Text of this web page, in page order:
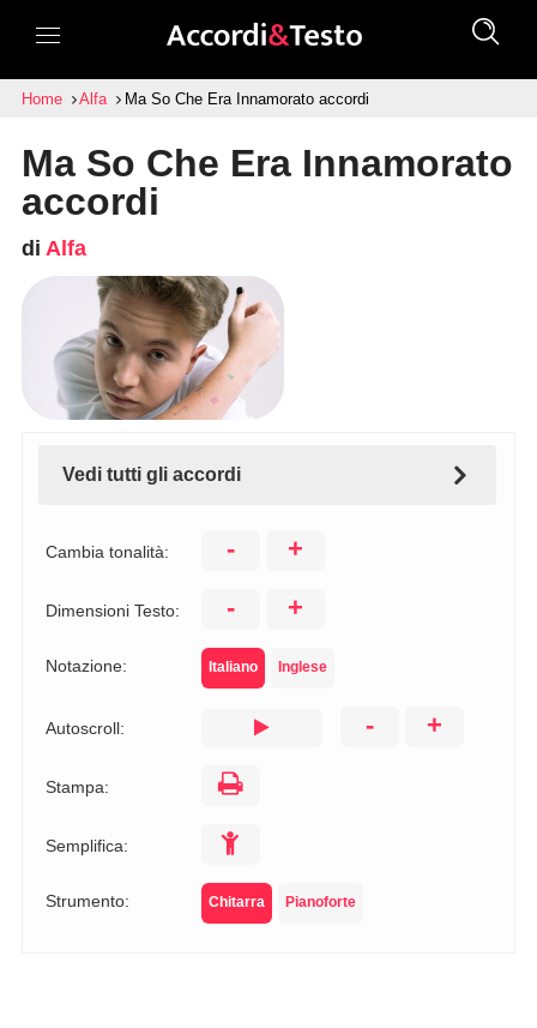
Home Alfa Ma So Che Era Innamorato accordi
Ma So Che Era Innamorato
accordi
di Alfa
Vedi tutti gli accordi
Cambia tonalità: - +
Dimensioni Testo: - +
Notazione: Italiano Inglese
Autoscroll: - +
Stampa:
Semplifica:
Strumento: Chitarra Pianoforte